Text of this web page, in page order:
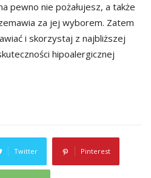
pewno nie pożałujesz, a także
za jej wyborem. Zatem
i skorzystaj z najbliższej
hipoalergicznej
Twitter Pinterest